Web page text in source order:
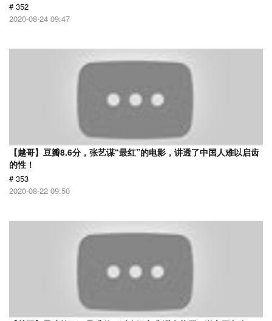
# 352
2020-08-24 09:47
【越哥】豆瓣8.6分，张艺谋“最红”的电影，讲透了中国人难以启齿
的性！
# 353
2020-08-22 09:50